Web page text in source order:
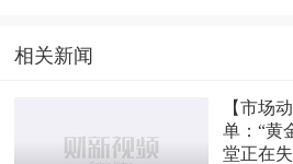
相关新闻
【市场
单：“黄
堂正在